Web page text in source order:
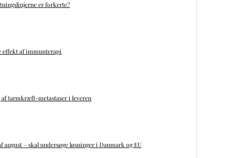
er forkerte?
effekt af immunterapi
tarmkræft-metastaser i leveren
– skal undersøge løsninger i Danmark og EU